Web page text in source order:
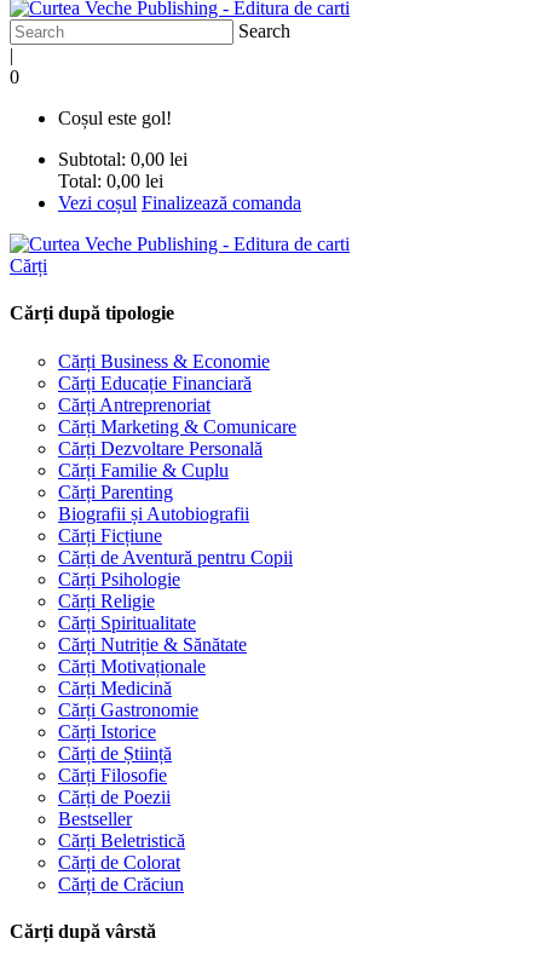
Search
|
0
Coșul este gol!
Subtotal: 0,00 lei
Total: 0,00 lei
Vezi coșul Finalizează comanda
Cărți
Cărți după tipologie
Cărți Business & Economie
Cărți Educație Financiară
Cărți Antreprenoriat
Cărți Marketing & Comunicare
Cărți Dezvoltare Personală
Cărți Familie & Cuplu
Cărți Parenting
Biografii și Autobiografii
Cărți Ficțiune
Cărți de Aventură pentru Copii
Cărți Psihologie
Cărți Religie
Cărți Spiritualitate
Cărți Nutriție & Sănătate
Cărți Motivaționale
Cărți Medicină
Cărți Gastronomie
Cărți Istorice
Cărți de Știință
Cărți Filosofie
Cărți de Poezii
Bestseller
Cărți Beletristică
Cărți de Colorat
Cărți de Crăciun
Cărți după vârstă